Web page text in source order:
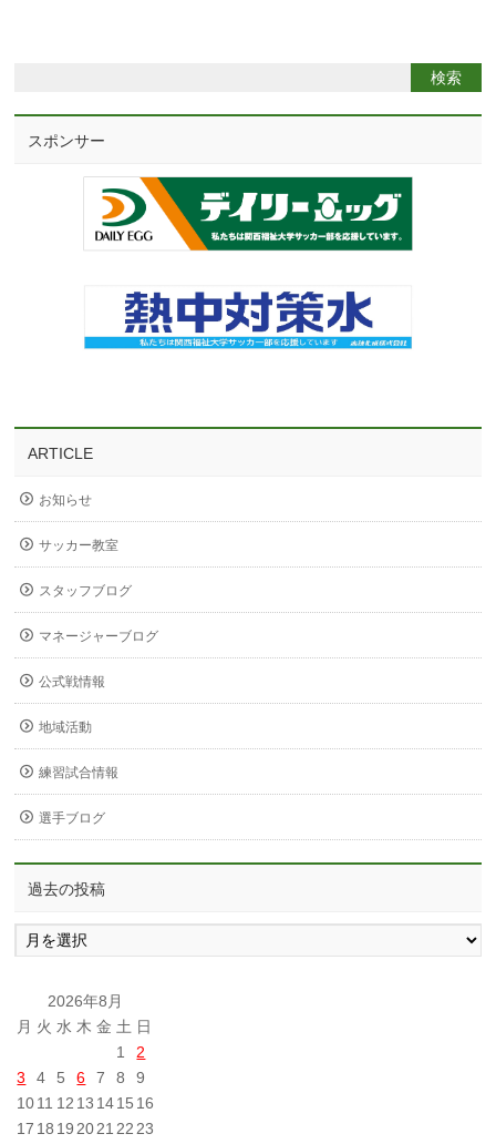
スポンサー
ARTICLE
お知らせ
サッカー教室
スタッフブログ
マネージャーブログ
公式戦情報
地域活動
練習試合情報
選手ブログ
過去の投稿
過
去
稿
2026年8月
月 火 水 木 金 土 日
1
2
3
4 5 6 7 8
9
1011 12 13 1415 16
17 18 19 2021 22 23